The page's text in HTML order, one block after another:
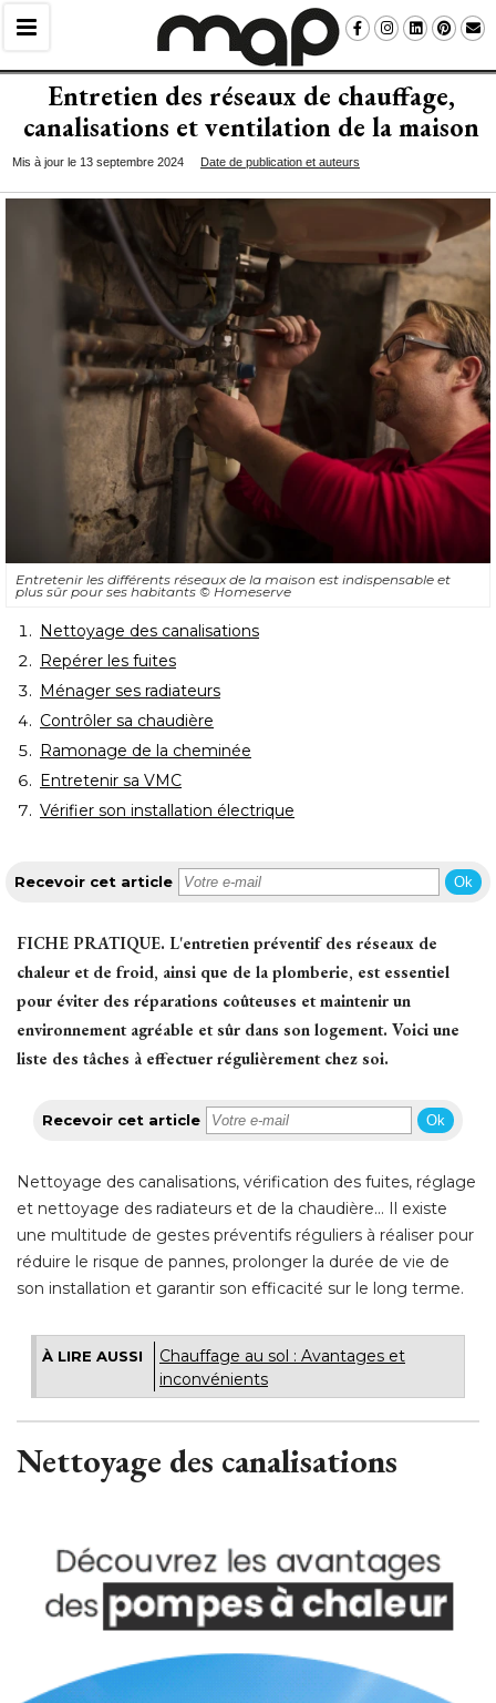
Entretien des réseaux de chauffage,
canalisations et ventilation de la maison
Mis à jour le 13 septembre 2024 Date de publication et auteurs
Entretenir les différents réseaux de la maison est indispensable et
plus sûr pour ses habitants © Homeserve
Nettoyage des canalisations
Repérer les fuites
Ménager ses radiateurs
Contrôler sa chaudière
Ramonage de la cheminée
Entretenir sa VMC
Vérifier son installation électrique
Recevoir cet article Ok
FICHE PRATIQUE. L'entretien préventif des réseaux de
chaleur et de froid, ainsi que de la plomberie, est essentiel
pour éviter des réparations coûteuses et maintenir un
environnement agréable et sûr dans son logement. Voici une
liste des tâches à effectuer régulièrement chez soi.
Recevoir cet article Ok
Nettoyage des canalisations, vérification des fuites, réglage
et nettoyage des radiateurs et de la chaudière... Il existe
une multitude de gestes préventifs réguliers à réaliser pour
réduire le risque de pannes, prolonger la durée de vie de
son installation et garantir son efficacité sur le long terme.
À LIRE AUSSI
Chauffage au sol : Avantages et
inconvénients
Nettoyage des canalisations